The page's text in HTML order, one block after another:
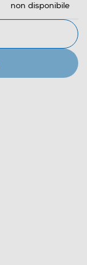
non disponibile